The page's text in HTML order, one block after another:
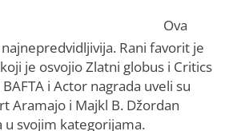
Ova
Rani favorit je
je osvojio Zlatni globus i Critics
i Actor nagrada uveli su
Aramajo i Majkl B. Džordan
u svojim kategorijama.